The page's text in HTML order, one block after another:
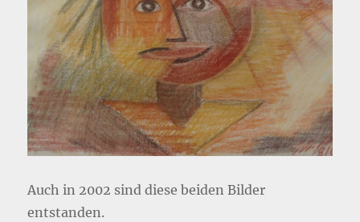
Auch in 2002 sind diese beiden Bilder
entstanden.